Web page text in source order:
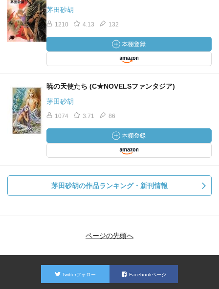
茅田砂胡
1210 4.13 132
暁の天使たち (C★NOVELSファンタジア)
茅田砂胡
1074 3.71 86
茅田砂胡の作品ランキング・新刊情報
ページの先頭へ
Twitterフォロー Facebookページ